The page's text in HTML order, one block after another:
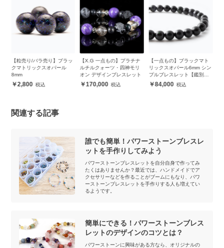
【粒売り/バラ売り】ブラッ
クマトリックスオパール
8mm
2,800
【X.G 一点もの】プラチナ
ルチルクォーツ・四神モリ
オン デザインブレスレット
170,000
【一点もの】ブラックマト
リックスオパール6mm シン
プルブレスレット【鑑別書
付き】
84,000
関連する記事
誰でも簡単！パワーストーンブレスレ
ットを手作りしてみよう
パワーストーンブレスレットを自分自身で作ってみ
たくはありませんか？最近では、ハンドメイドでア
クセサリーなどを作ることがブームにもなり、パワ
ーストーンブレスレットを手作りする人も増えてい
るようです。
簡単にできる！パワーストーンブレス
レットのデザインのコツとは？
パワーストーンに興味がある方なら、オリジナルの